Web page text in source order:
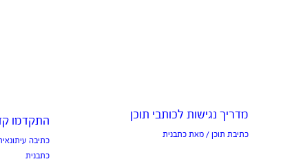
מדריך נגישות לכותבי תוכן
כתיבת תוכן / מאתכתבנית
התקדמו
כתיבה
כתבנית